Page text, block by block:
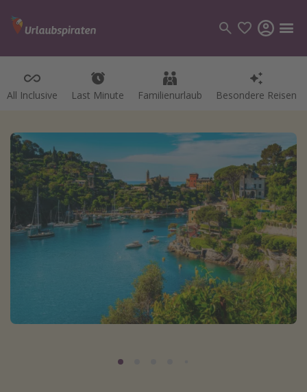
All Inclusive Last Minute Familienurlaub Besondere Reisen
Kategorien
Hotel
Pauschalreisen
Kreuzfahrten
Reiseziele
Normandie Urlaub